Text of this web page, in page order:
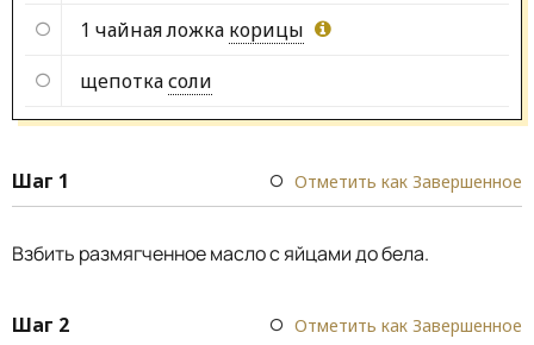
1 чайная ложка корицы
щепоткасоли
Шаг 1 Отметить как Завершенное
Взбить размягченное масло с яйцами до бела.
Шаг 2 Отметить как Завершенное